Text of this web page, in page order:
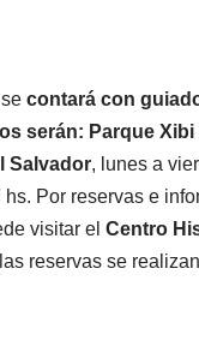
contará con
serán: Parque Xibi
Salvador, lunes a
Por reservas e
visitar el Centro
reservas se